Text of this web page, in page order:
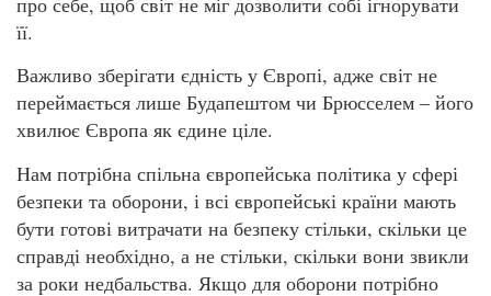
її.
Важливо зберігати єдність у Європі, адже світ не
переймається лише Будапештом чи Брюсселем – його
хвилює Європа як єдине ціле.
Нам потрібна спільна європейська політика у сфері
безпеки та оборони, і всі європейські країни мають
бути готові витрачати на безпеку стільки, скільки це
справді необхідно, а не стільки, скільки вони звикли
за роки недбальства. Якщо для оборони потрібно